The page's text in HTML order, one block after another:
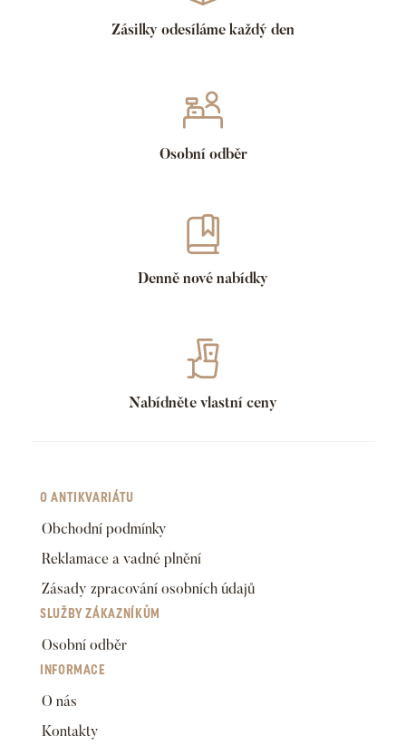
Zásilky odesíláme každý den
Osobní odběr
Denně nové nabídky
Nabídněte vlastní ceny
O ANTIKVARIÁTU
Obchodní podmínky
Reklamace a vadné plnění
Zásady zpracování osobních údajů
SLUŽBY ZÁKAZNÍKŮM
Osobní odběr
INFORMACE
O nás
Kontakty